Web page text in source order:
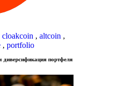
cloakcoin , altcoin ,
, portfolio
портфеля